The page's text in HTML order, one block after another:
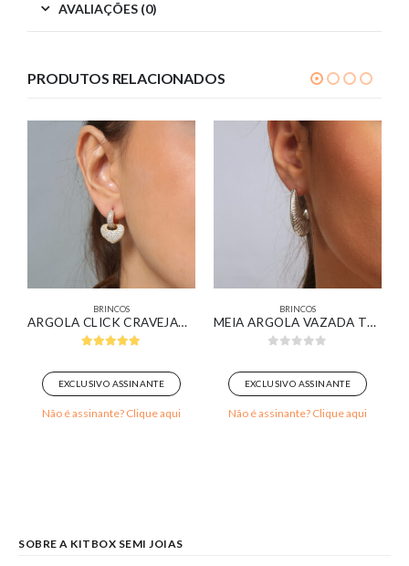
AVALIAÇÕES (0)
PRODUTOS RELACIONADOS
BRINCOS
ARGOLA CLICK CRAVEJADA COM PINGENTE DE CORAÇÃO CRAVEJADO BANHADO EM OURO 18K
EXCLUSIVO ASSINANTE
Não é assinante? Clique aqui
BRINCOS
MEIA ARGOLA VAZADA TEXTURIZADA BANHADA EM OURO BRANCO
EXCLUSIVO ASSINANTE
Não é assinante? Clique aqui
SOBRE A KITBOX SEMI JOIAS